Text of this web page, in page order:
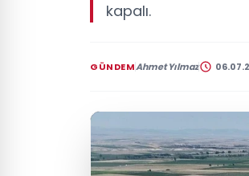
kapalı.
GÜNDEMAhmet Yılmaz